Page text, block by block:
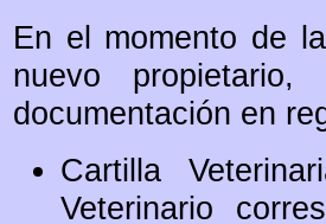
En el momento de
nuevo
documentación en
Cartilla Veterin
Veterinario